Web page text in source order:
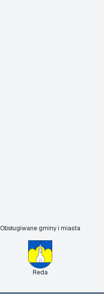
Obsługiwane gminy i miasta
Reda